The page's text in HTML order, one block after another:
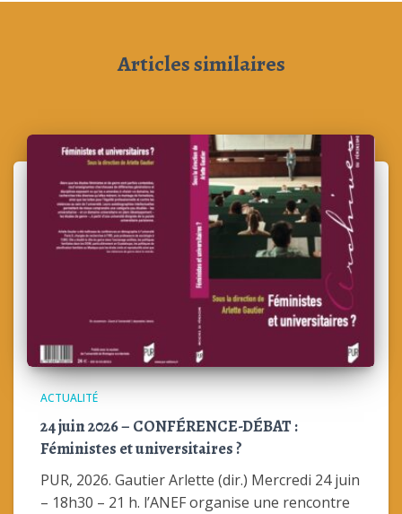
Articles similaires
ACTUALITÉ
24 juin 2026 – CONFÉRENCE-DÉBAT :
Féministes et universitaires ?
PUR, 2026. Gautier Arlette (dir.) Mercredi 24 juin
– 18h30 – 21 h. l’ANEF organise une rencontre